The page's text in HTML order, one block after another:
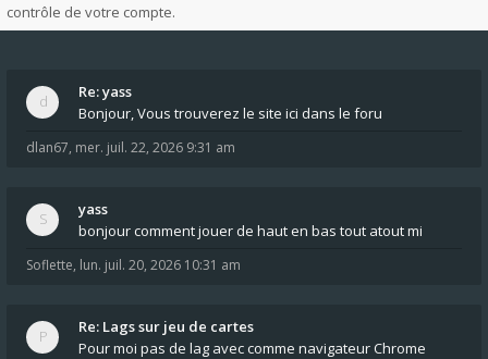
contrôle de votre compte.
Re: yass
Bonjour, Vous trouverez le site ici dans le foru
dlan67, mer. juil. 22, 2026 9:31 am
yass
bonjour comment jouer de haut en bas tout atout mi
Soflette, lun. juil. 20, 2026 10:31 am
Re: Lags sur jeu de cartes
Pour moi pas de lag avec comme navigateur Chrome